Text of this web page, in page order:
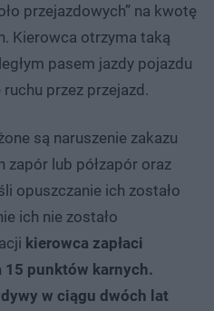
przejazdowych” na kwotę
Kierowca otrzyma taką
pasem jazdy pojazdu
przez przejazd.
są naruszenie zakazu
zapór lub półzapór oraz
opuszczanie ich zostało
ich nie zostało
kierowca zapłaci
15 punktów karnych.
w ciągu dwóch lat